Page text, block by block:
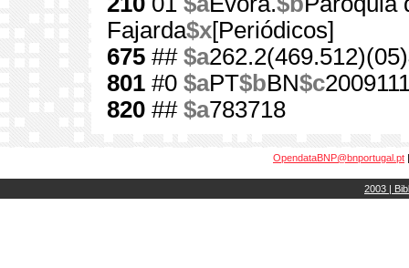
Fajarda$x[Periódicos]
675 ## $a262.2(469.512)(05)
801 #0 $aPT$bBN$c
820 ## $a783718
OpendataBNP@bnportugal.pt
2003 |